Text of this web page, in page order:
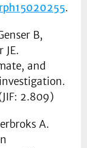
.
B,
JE.
and
2.809)
A.